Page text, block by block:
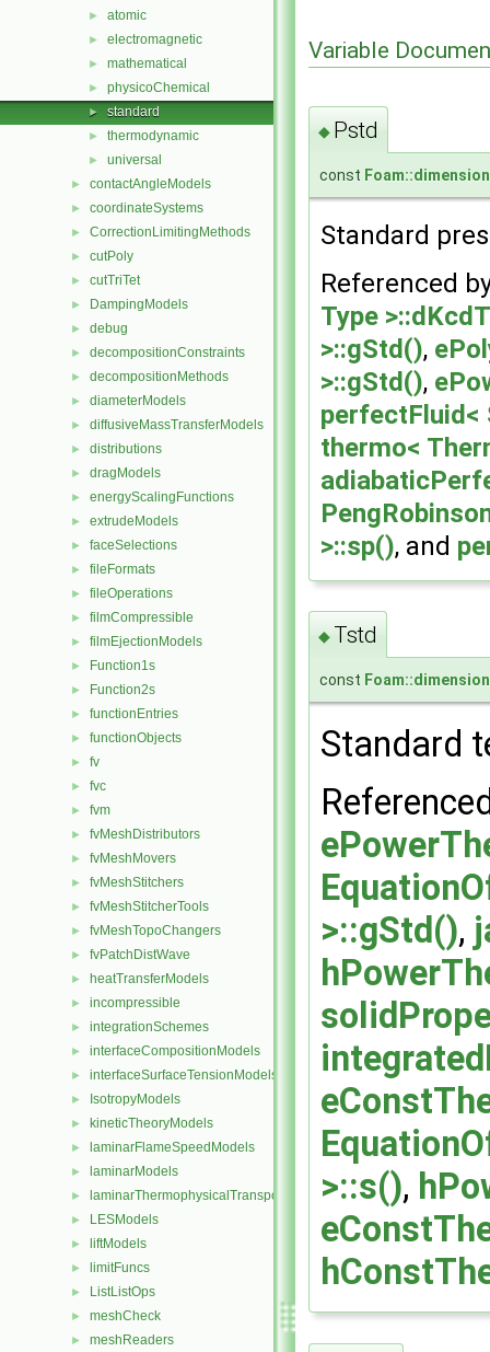
► atomic
► electromagnetic
► mathematical
► physicoChemical
► standard
► thermodynamic
► universal
► contactAngleModels
► coordinateSystems
► CorrectionLimitingMethods
► cutPoly
► cutTriTet
► DampingModels
► debug
► decompositionConstraints
► decompositionMethods
► diameterModels
► diffusiveMassTransferModels
► distributions
► dragModels
► energyScalingFunctions
► extrudeModels
► faceSelections
► fileFormats
► fileOperations
► filmCompressible
► filmEjectionModels
► Function1s
► Function2s
► functionEntries
► functionObjects
► fv
► fvc
► fvm
► fvMeshDistributors
► fvMeshMovers
► fvMeshStitchers
► fvMeshStitcherTools
► fvMeshTopoChangers
► fvPatchDistWave
► heatTransferModels
► incompressible
► integrationSchemes
► interfaceCompositionModels
► interfaceSurfaceTensionModels
► IsotropyModels
► kineticTheoryModels
► laminarFlameSpeedModels
► laminarModels
► laminarThermophysicalTransportModels
► LESModels
► liftModels
► limitFuncs
► ListListOps
► meshCheck
► meshReaders
Variable
◆ Pstd
const
Standard
Referenced
Type
>::gStd(),
>::gStd(),
perfectFluid<
thermo<
>::sp(), and
◆ Tstd
const
Standard
>::gStd(),
>::s(),